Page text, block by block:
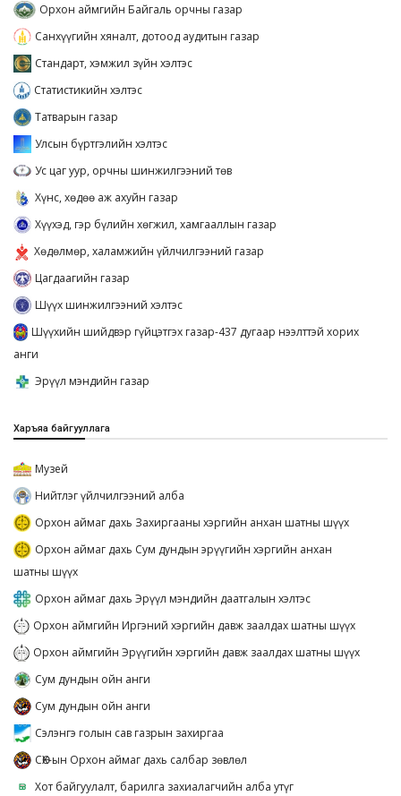
Орхон аймгийн Байгаль орчны газар
Санхүүгийн хяналт, дотоод аудитын газар
Стандарт, хэмжил зүйн хэлтэс
Статистикийн хэлтэс
Татварын газар
Улсын бүртгэлийн хэлтэс
Ус цаг уур, орчны шинжилгээний төв
Хүнс, хөдөө аж ахуйн газар
Хүүхэд, гэр бүлийн хөгжил, хамгааллын газар
Хөдөлмөр, халамжийн үйлчилгээний газар
Цагдаагийн газар
Шүүх шинжилгээний хэлтэс
Шүүхийн шийдвэр гүйцэтгэх газар-437 дугаар нээлттэй хорих
анги
Эрүүл мэндийн газар
Харъяа байгууллага
Музей
Нийтлэг үйлчилгээний алба
Орхон аймаг дахь Захиргааны хэргийн анхан шатны шүүх
Орхон аймаг дахь Сум дундын эрүүгийн хэргийн анхан
шатны шүүх
Орхон аймаг дахь Эрүүл мэндийн даатгалын хэлтэс
Орхон аймгийн Иргэний хэргийн давж заалдах шатны шүүх
Орхон аймгийн Эрүүгийн хэргийн давж заалдах шатны шүүх
Сум дундын ойн анги
Сум дундын ойн анги
Сэлэнгэ голын сав газрын захиргаа
СӨХ-ын Орхон аймаг дахь салбар зөвлөл
Хот байгуулалт, барилга захиалагчийн алба утүг